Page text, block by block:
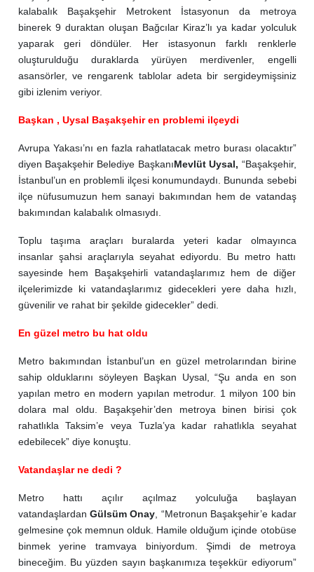
kalabalık Başakşehir Metrokent İstasyonun da metroya
binerek 9 duraktan oluşan Bağcılar Kiraz’lı ya kadar yolculuk
yaparak geri döndüler. Her istasyonun farklı renklerle
oluşturulduğu duraklarda yürüyen merdivenler, engelli
asansörler, ve rengarenk tablolar adeta bir sergideymişsiniz
gibi izlenim veriyor.
Başkan , Uysal Başakşehir en problemi ilçeydi
Avrupa Yakası’nı en fazla rahatlatacak metro burası olacaktır”
diyen Başakşehir Belediye BaşkanıMevlüt Uysal, “Başakşehir,
İstanbul’un en problemli ilçesi konumundaydı. Bununda sebebi
ilçe nüfusumuzun hem sanayi bakımından hem de vatandaş
bakımından kalabalık olmasıydı.
Toplu taşıma araçları buralarda yeteri kadar olmayınca
insanlar şahsi araçlarıyla seyahat ediyordu. Bu metro hattı
sayesinde hem Başakşehirli vatandaşlarımız hem de diğer
ilçelerimizde ki vatandaşlarımız gidecekleri yere daha hızlı,
güvenilir ve rahat bir şekilde gidecekler” dedi.
En güzel metro bu hat oldu
Metro bakımından İstanbul’un en güzel metrolarından birine
sahip olduklarını söyleyen Başkan Uysal, “Şu anda en son
yapılan metro en modern yapılan metrodur. 1 milyon 100 bin
dolara mal oldu. Başakşehir’den metroya binen birisi çok
rahatlıkla Taksim’e veya Tuzla’ya kadar rahatlıkla seyahat
edebilecek” diye konuştu.
Vatandaşlar ne dedi ?
Metro hattı açılır açılmaz yolculuğa başlayan
vatandaşlardan Gülsüm Onay, “Metronun Başakşehir’e kadar
gelmesine çok memnun olduk. Hamile olduğum içinde otobüse
binmek yerine tramvaya biniyordum. Şimdi de metroya
bineceğim. Bu yüzden sayın başkanımıza teşekkür ediyorum”